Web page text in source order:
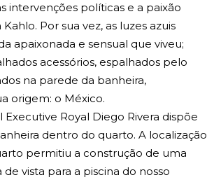
intervenções políticas e a paixão
Por sua vez, as luzes azuis
apaixonada e sensual que viveu;
acessórios, espalhados pelo
na parede da banheira,
origem: o México.
Royal Diego Rivera dispõe
dentro do quarto. A localização
permitiu a construção de uma
vista para a piscina do nosso